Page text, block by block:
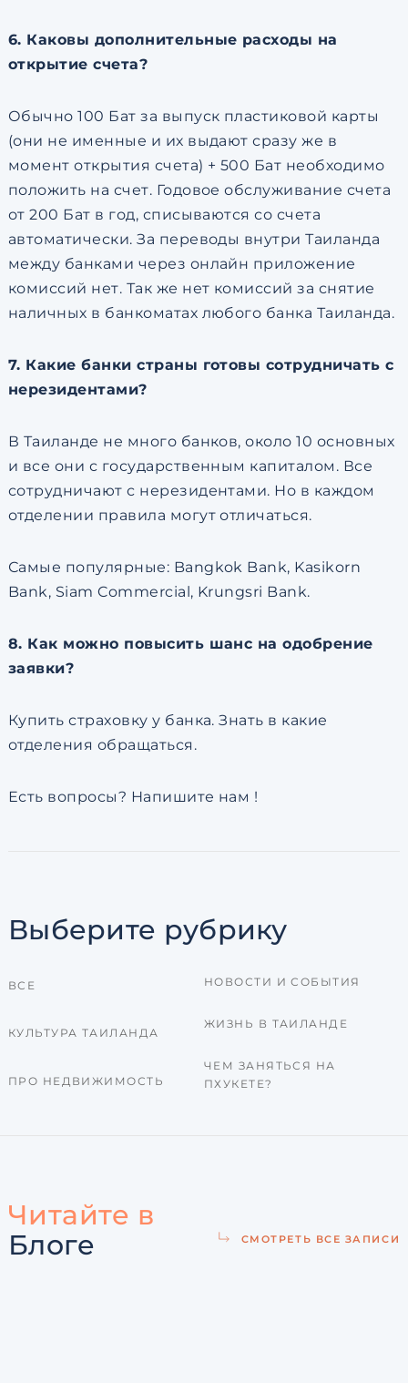
6. Каковы дополнительные расходы на
открытие счета?
Обычно 100 Бат за выпуск пластиковой карты
(они не именные и их выдают сразу же в
момент открытия счета) + 500 Бат необходимо
положить на счет. Годовое обслуживание счета
от 200 Бат в год, списываются со счета
автоматически. За переводы внутри Таиланда
между банками через онлайн приложение
комиссий нет. Так же нет комиссий за снятие
наличных в банкоматах любого банка Таиланда.
7. Какие банки страны готовы сотрудничать с
нерезидентами?
В Таиланде не много банков, около 10 основных
и все они с государственным капиталом. Все
сотрудничают с нерезидентами. Но в каждом
отделении правила могут отличаться.
Самые популярные: Bangkok Bank, Kasikorn
Bank, Siam Commercial, Krungsri Bank.
8. Как можно повысить шанс на одобрение
заявки?
Купить страховку у банка. Знать в какие
отделения обращаться.
Есть вопросы? Напишите нам !
Выберите рубрику
ВСЕ
КУЛЬТУРА ТАИЛАНДА
ПРО НЕДВИЖИМОСТЬ
НОВОСТИ И СОБЫТИЯ
ЖИЗНЬ В ТАИЛАНДЕ
ЧЕМ ЗАНЯТЬСЯ НА
ПХУКЕТЕ?
Читайте в
Блоге
СМОТРЕТЬ ВСЕ ЗАПИСИ